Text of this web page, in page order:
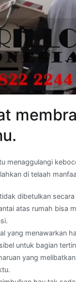
menaggulangi
di telaah
dibetulkan
atas rumah bisa
yang menawarkan
untuk bagian
yang